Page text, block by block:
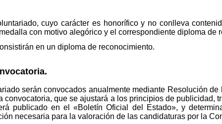
cuyo carácter es honorífico y no conlleva
con motivo alegórico y el correspondiente diploma de
en un diploma de reconocimiento.
serán convocados anualmente mediante Resolución
convocatoria, que se ajustará a los principios de publicidad,
publicado en el «Boletín Oficial del Estado», y
necesaria para la valoración de las candidaturas por la